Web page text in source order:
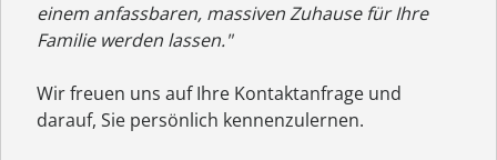
einem anfassbaren, massiven Zuhause für Ihre
Familie werden lassen."
Wir freuen uns auf Ihre Kontaktanfrage und
darauf, Sie persönlich kennenzulernen.